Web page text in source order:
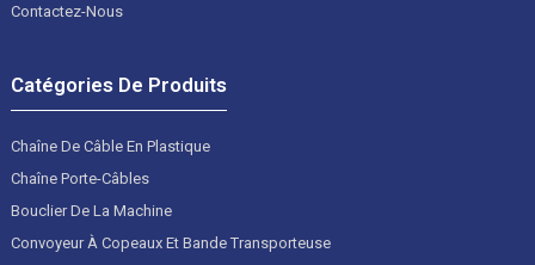
Contactez-Nous
Catégories De Produits
Chaîne De Câble En Plastique
Chaîne Porte-Câbles
Bouclier De La Machine
Convoyeur À Copeaux Et Bande Transporteuse